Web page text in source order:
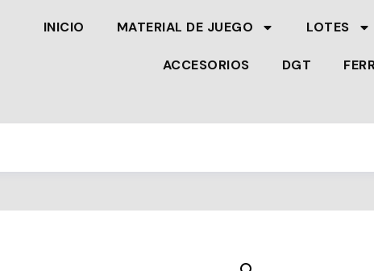
INICIO MATERIAL DE JUEGO LOTES
ACCESORIOS DGT